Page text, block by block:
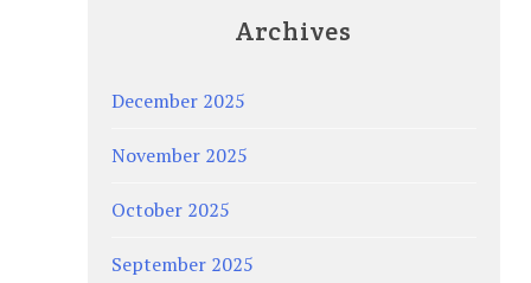
Archives
December 2025
November 2025
October 2025
September 2025